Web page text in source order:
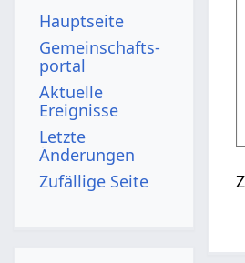
Hauptseite
Gemeinschafts­
portal
Aktuelle
Ereignisse
Letzte
Änderungen
Zufällige Seite